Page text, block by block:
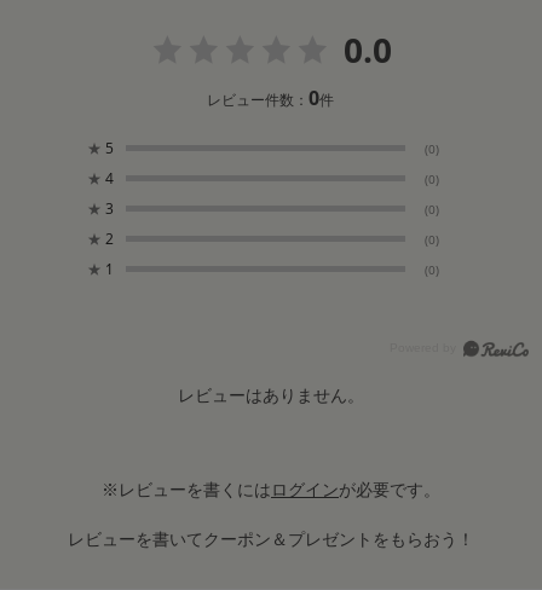
0.0
レビュー件数：0件
★ 5 (0)
★ 4 (0)
★ 3 (0)
★ 2 (0)
★ 1 (0)
レビューはありません。
※レビューを書くにはログインが必要です。
レビューを書いてクーポン＆プレゼントをもらおう！